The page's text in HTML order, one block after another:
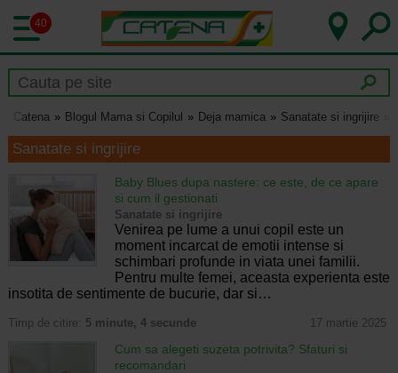
40
Catena Blogul Mama si Copilul Deja mamica Sanatate si ingrijire
Sanatate si ingrijire
Baby Blues dupa nastere: ce este, de ce apare
si cum il gestionati
Sanatate si ingrijire
Venirea pe lume a unui copil este un
moment incarcat de emotii intense si
schimbari profunde in viata unei familii.
Pentru multe femei, aceasta experienta este
insotita de sentimente de bucurie, dar si…
Timp de citire: 5 minute, 4 secunde 17 martie 2025
Cum sa alegeti suzeta potrivita? Sfaturi si
recomandari